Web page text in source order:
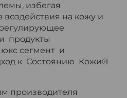
избегая
воздействия на кожу и
продукты
сегмент и
к Состоянию Кожи®
производителя